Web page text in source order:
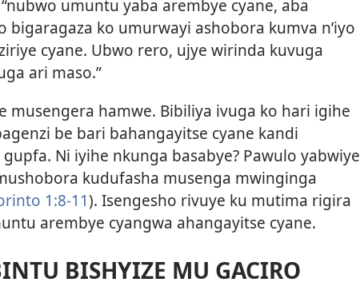
umuntu yaba arembye cyane, aba
bigaragaza ko umurwayi ashobora kumva n’iyo
cyane. Ubwo rero, ujye wirinda kuvuga
ari maso.”
musengera hamwe. Bibiliya ivuga ko hari igihe
be bari bahangayitse cyane kandi
Ni iyihe nkunga basabye? Pawulo yabwiye
kudufasha musenga mwinginga
1:8-11). Isengesho rivuye ku mutima rigira
arembye cyangwa ahangayitse cyane.
BISHYIZE MU GACIRO